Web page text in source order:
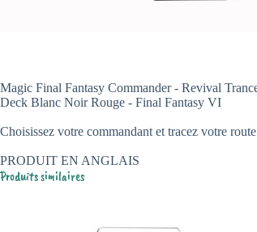
Magic Final Fantasy Commander - Revival
Deck Blanc Noir Rouge - Final Fantasy VI
Choisissez votre commandant et tracez votre
PRODUIT EN ANGLAIS
Produits similaires